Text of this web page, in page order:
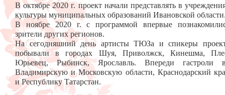
В октябре 2020 г. проект начали представлять в
культуры муниципальных образований Ивановской
В ноябре 2020 г. с программой впервые
зрители других регионов.
На сегодняшний день артисты ТЮЗа и спикеры
побывали в городах Шуя, Приволжск, Кинешма,
Юрьевец, Рыбинск, Ярославль. Впереди гастроли
Владимирскую и Московскую области, Краснодарский
и Республику Татарстан.